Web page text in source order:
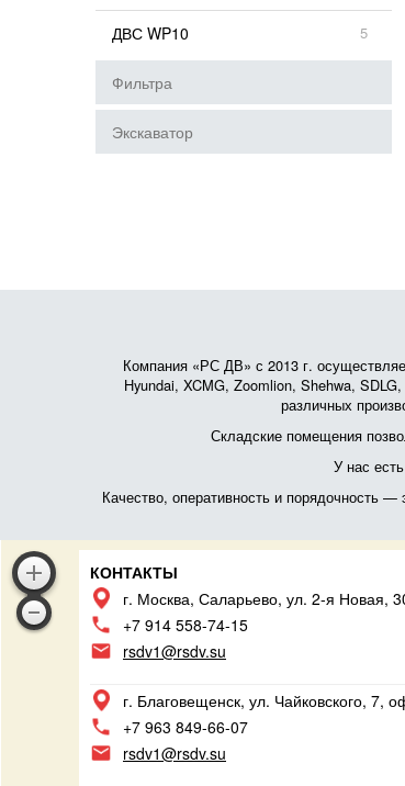
ДВС WP10 5
Фильтра
Экскаватор
Компания «РС ДВ» с 2013 г.
Hyundai, XCMG, Zoomlion, Shehwa,
различных
Складские помещения
У нас
Качество, оперативность и порядочность
КОНТАКТЫ
г. Москва, Саларьево, ул. 2-я Новая,
+7 914 558-74-15
rsdv1@rsdv.su
г. Благовещенск, ул. Чайковского, 7,
+7 963 849-66-07
rsdv1@rsdv.su